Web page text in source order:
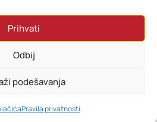
Prihvati
Odbij
podešavanja
Pravila privatnosti
iPhone 16E 128GB White – Novi model | Besplatna dostava
KORPA MOJ RAČUN